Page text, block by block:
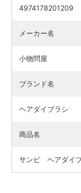
4974178201209
メーカー名
小物問屋
ブランド名
ヘアダイブラシ
商品名
サンビ ヘアダイ